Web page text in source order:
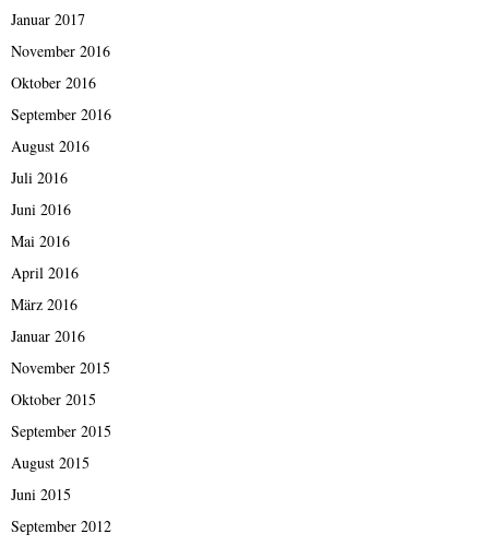
Januar 2017
November 2016
Oktober 2016
September 2016
August 2016
Juli 2016
Juni 2016
Mai 2016
April 2016
März 2016
Januar 2016
November 2015
Oktober 2015
September 2015
August 2015
Juni 2015
September 2012